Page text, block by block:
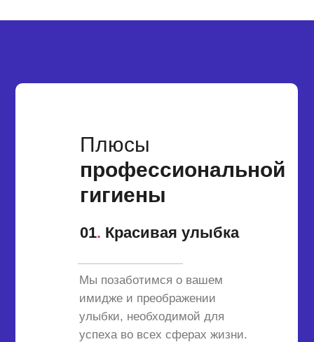
Плюсы
профессиональной
гигиены
Мы позаботимся о вашем
имидже и преображении
улыбки, необходимой для
успеха во всех сферах жизни.
01. Красивая улыбка